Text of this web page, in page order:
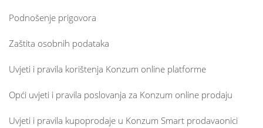
Podnošenje prigovora
Zaštita osobnih podataka
Uvjeti i pravila korištenja Konzum online platforme
Opći uvjeti i pravila poslovanja za Konzum online prodaju
Uvjeti i pravila kupoprodaje u Konzum Smart prodavaonici